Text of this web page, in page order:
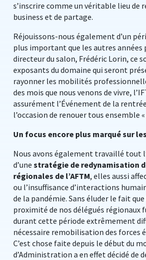
s’inscrire comme un véritable lieu de
business et de partage.
Réjouissons-nous également d’un
plus important que les autres années
directeur du salon, Frédéric Lorin, ce
exposants du domaine qui seront
rayonner les mobilités
des mois que nous venons de vivre,
assurément l’Événement de la
l’occasion de renouer tous ensemble
Un focus encore plus marqué sur
Nous avons également travaillé tout
d’une stratégie de redynamisation
régionales de l’AFTM, elles aussi
ou l’insuffisance d’interactions
de la pandémie. Sans éluder le fait
proximité de nos délégués régionaux
durant cette période extrêmement
nécessaire remobilisation des forces
C’est chose faite depuis le début du
d’Administration a en effet décidé de